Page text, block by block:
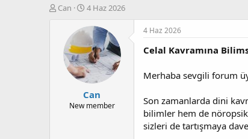
K
Can
B
ş
l
a
n
g
ı
ç
t
4 Haz 2026
Can
New member
4 Haz 2026
Celal Kavramına
Merhaba sevgili forum
Son zamanlarda dini
bilimler hem de
sizleri de tartışmaya